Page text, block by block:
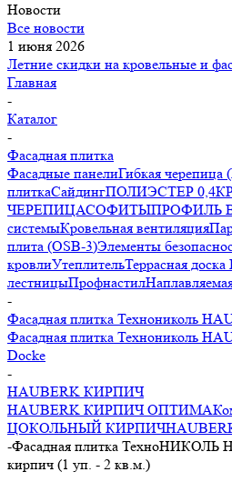
Новости
Все новости
1 июня 2026
Летние скидки на кровельные и
Главная
-
Каталог
-
Фасадная плитка
Фасадные панелиГибкая черепица
плиткаСайдингПОЛИЭСТЕР 0,4
ЧЕРЕПИЦАСОФИТЫПРОФИЛЬ
системыКровельная вентиляция
плита (OSB-3)Элементы
кровлиУтеплительТеррасная
лестницыПрофнастил
-
Фасадная плитка Технониколь
Фасадная плитка Технониколь
Docke
-
HAUBERK КИРПИЧ
HAUBERK КИРПИЧ ОПТИМА
ЦОКОЛЬНЫЙ КИРПИЧ
-Фасадная плитка ТехноНИКОЛЬ
кирпич (1 уп. - 2 кв.м.)